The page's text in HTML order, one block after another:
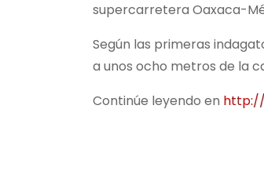
supercarretera Oaxaca-
Según las primeras
a unos ocho metros de la
Continúe leyendo en